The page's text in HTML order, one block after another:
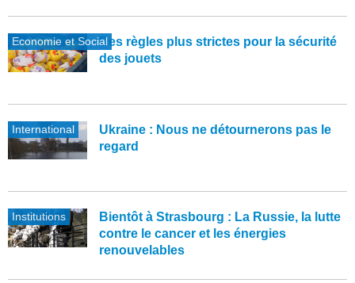
Economie et SocialDes règles plus strictes pour la sécurité
des jouets
International
Ukraine : Nous ne détournerons pas le
regard
Institutions
Bientôt à Strasbourg : La Russie, la lutte
contre le cancer et les énergies
renouvelables